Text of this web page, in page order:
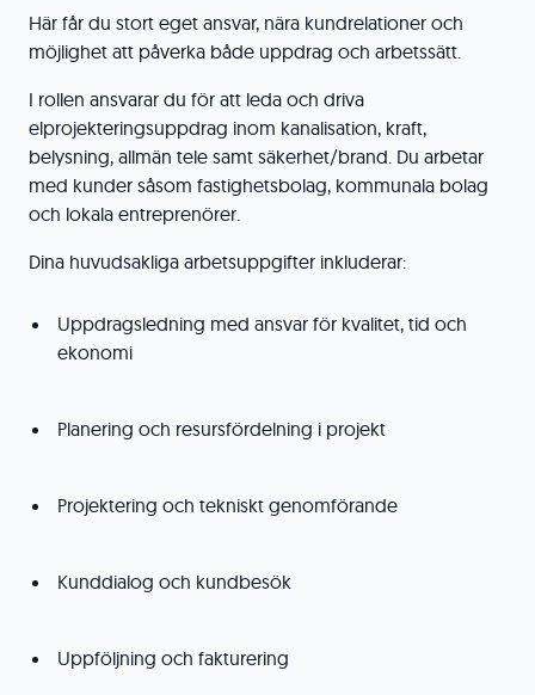
Här får du stort eget ansvar, nära kundrelationer och
möjlighet att påverka både uppdrag och arbetssätt.
I rollen ansvarar du för att leda och driva
elprojekteringsuppdrag inom kanalisation, kraft,
belysning, allmän tele samt säkerhet/brand. Du arbetar
med kunder såsom fastighetsbolag, kommunala bolag
och lokala entreprenörer.
Dina huvudsakliga arbetsuppgifter inkluderar:
Uppdragsledning med ansvar för kvalitet, tid och
ekonomi
Planering och resursfördelning i projekt
Projektering och tekniskt genomförande
Kunddialog och kundbesök
Uppföljning och fakturering